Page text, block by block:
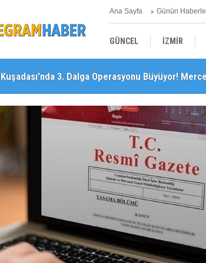
Ana Sayfa Günün
GÜNCEL İZMİR
YEREL SAĞLIK
Kuşadası'nda 3. Dalga Operasyonu Büyüyor!
İzmirli Firmadan Avrupa’da Önemli Başarı